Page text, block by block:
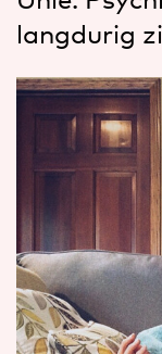
langdurig